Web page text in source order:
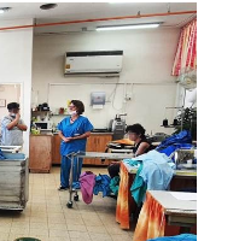
את
המידע
הרפואי
שלכם?
היכנסו
לאפליקציה